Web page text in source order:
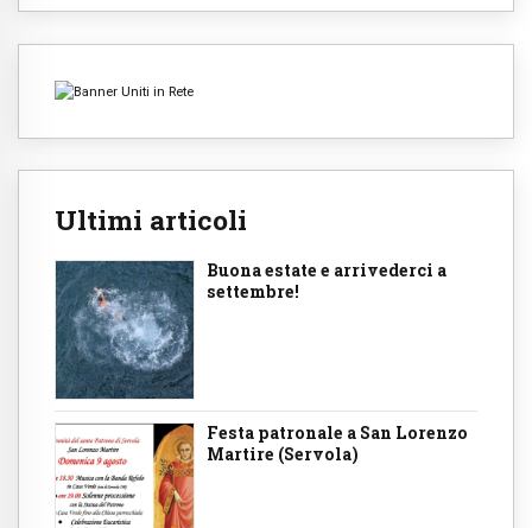
Ultimi articoli
Buona estate e arrivederci a
settembre!
Festa patronale a San Lorenzo
Martire (Servola)